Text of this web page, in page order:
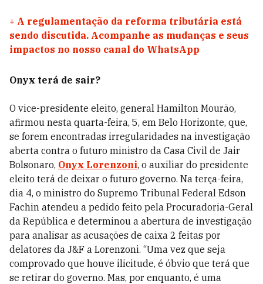
+ A regulamentação da reforma tributária está
sendo discutida. Acompanhe as mudanças e seus
impactos no nosso canal do WhatsApp
Onyx terá de sair?
O vice-presidente eleito, general Hamilton Mourão,
afirmou nesta quarta-feira, 5, em Belo Horizonte, que,
se forem encontradas irregularidades na investigação
aberta contra o futuro ministro da Casa Civil de Jair
Bolsonaro, Onyx Lorenzoni, o auxiliar do presidente
eleito terá de deixar o futuro governo. Na terça-feira,
dia 4, o ministro do Supremo Tribunal Federal Edson
Fachin atendeu a pedido feito pela Procuradoria-Geral
da República e determinou a abertura de investigação
para analisar as acusações de caixa 2 feitas por
delatores da J&F a Lorenzoni. “Uma vez que seja
comprovado que houve ilicitude, é óbvio que terá que
se retirar do governo. Mas, por enquanto, é uma